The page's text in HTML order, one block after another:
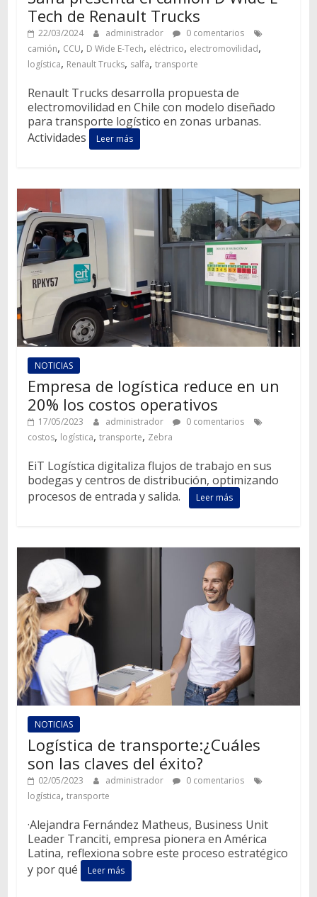
Tech de Renault Trucks
22/03/2024 administrador
0 comentarios
camión, CCU, D Wide E-Tech, eléctrico, electromovilidad,
logística, Renault Trucks, salfa, transporte
Renault Trucks desarrolla propuesta de
electromovilidad en Chile con modelo diseñado
para transporte logístico en zonas urbanas.
Actividades
Leer más
NOTICIAS
Empresa de logística reduce en un
20% los costos operativos
17/05/2023 administrador
0 comentarios
costos, logística, transporte, Zebra
EiT Logística digitaliza flujos de trabajo en sus
bodegas y centros de distribución, optimizando
procesos de entrada y salida.
Leer más
NOTICIAS
Logística de transporte:¿Cuáles
son las claves del éxito?
02/05/2023 administrador
0 comentarios
logística, transporte
·Alejandra Fernández Matheus, Business Unit
Leader Tranciti, empresa pionera en América
Latina, reflexiona sobre este proceso estratégico
y por qué
Leer más